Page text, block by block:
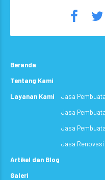
Beranda
Tentang Kami
Layanan Kami
Jasa
Jasa
Jasa
Jasa
Artikel dan Blog
Galeri